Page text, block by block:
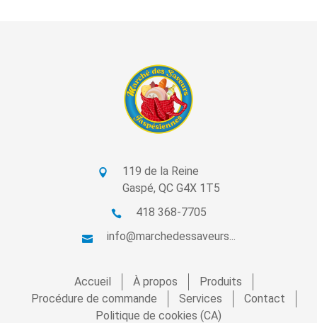
119 de la Reine
Gaspé, QC G4X 1T5
418 368-7705
info@marchedessaveurs...
Accueil À propos
Produits
Procédure de commande
Services
Contact
Politique de cookies (CA)